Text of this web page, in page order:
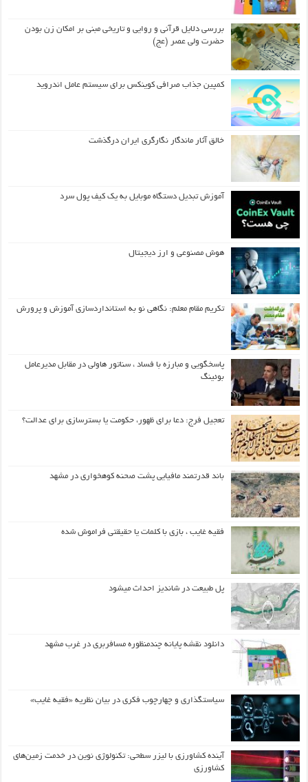
بررسی دلایل قرآنی و روایی و تاریخی مبنی بر امکان زن بودن
حضرت ولی عصر (عج)
کمپین جذاب صرافی کوینکس برای سیستم عامل اندروید
خالق آثار ماندگار نگارگری ایران درگذشت
آموزش تبدیل دستگاه موبایل به یک کیف‌ پول سرد
هوش مصنوعی و ارز دیجیتال
تکریم مقام معلم: نگاهی نو به استانداردسازی آموزش و پرورش
پاسخگویی و مبارزه با فساد ، سناتور هاولی در مقابل مدیرعامل
بوئینگ
تعجیل فرج: دعا برای ظهور، حکومت یا بسترسازی برای عدالت؟
باند قدرتمند مافیایی پشت صحنه کوهخواری در مشهد
فقیه غایب ، بازی با کلمات یا حقیقتی فراموش شده
پل طبیعت در شاندیز احداث میشود
دانلود نقشه پایانه چندمنظوره مسافربری در غرب مشهد
سیاستگذاری و چهارچوب فکری در بیان نظریه «فقیه غایب»
آینده کشاورزی با لیزر سطحی: تکنولوژی نوین در خدمت زمین‌های
کشاورزی